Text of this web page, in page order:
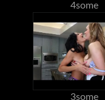
4some
3some